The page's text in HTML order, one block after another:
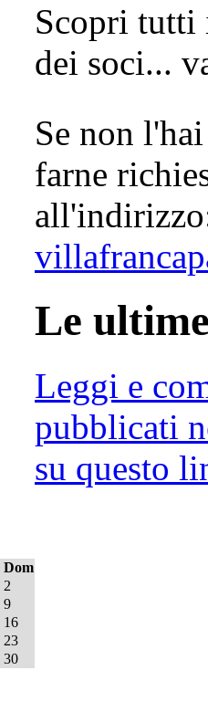
Scopri tutti
dei soci...
Se non
farne
Le
Leggi e
pubblicati
su questo
Dom
2
9
16
23
30